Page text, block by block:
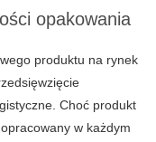
opakowania
produktu na rynek
Choć produkt
w każdym